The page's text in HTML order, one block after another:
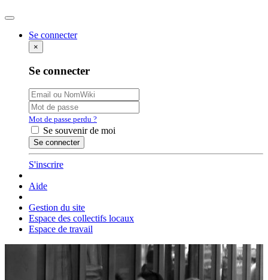
Rechercher
Se connecter
×
Se connecter
Mot de passe perdu ?
Se souvenir de moi
S'inscrire
Aide
Gestion du site
Espace des collectifs locaux
Espace de travail